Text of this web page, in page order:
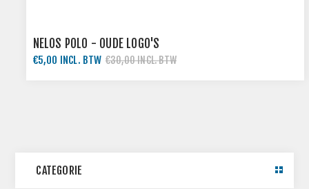
NELOS POLO - OUDE LOGO'S
€5,00 INCL. BTW €30,00 INCL. BTW
CATEGORIE